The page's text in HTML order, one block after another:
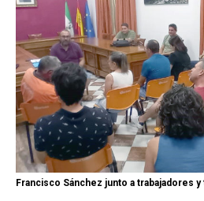
Francisco Sánchez junto a trabajadores